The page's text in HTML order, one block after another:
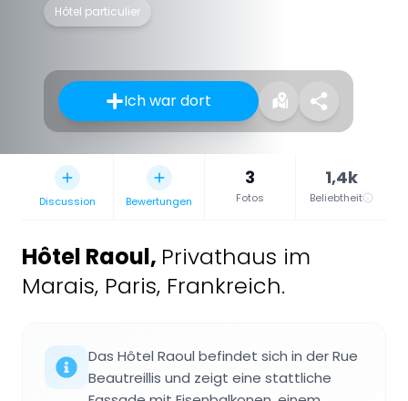
Hôtel particulier
Ich war dort
Discussion Bewertungen
3
Fotos
1,4k
Beliebtheit
Hôtel Raoul, Privathaus im
Marais, Paris, Frankreich.
Das Hôtel Raoul befindet sich in der Rue
Beautreillis und zeigt eine stattliche